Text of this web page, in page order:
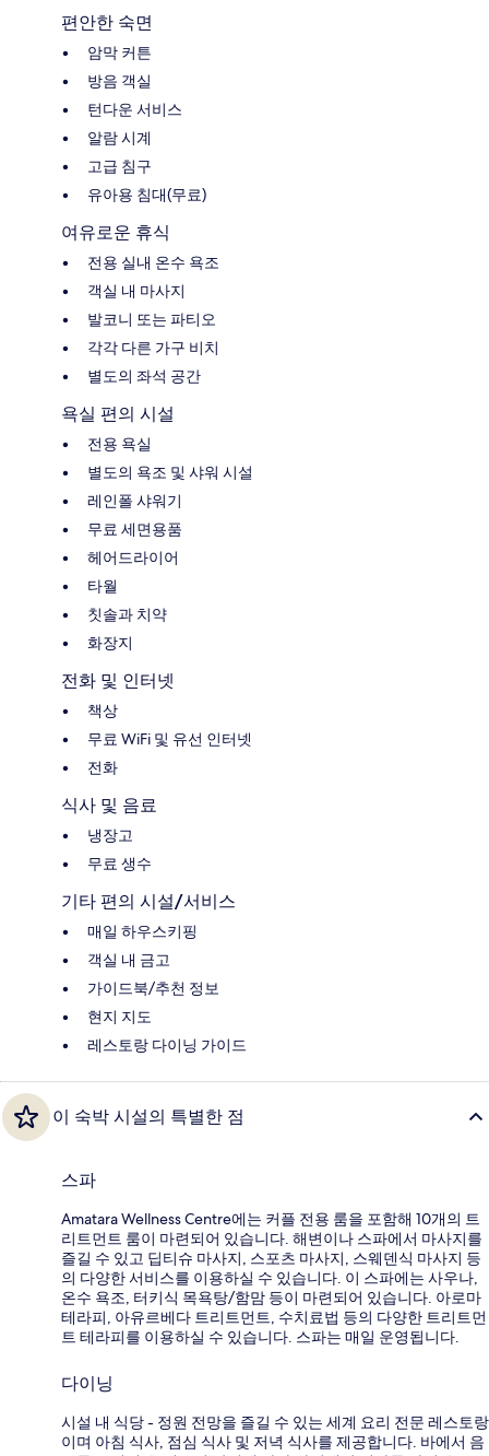
편안한 숙면
암막 커튼
방음 객실
턴다운 서비스
알람 시계
고급 침구
유아용 침대(무료)
여유로운 휴식
전용 실내 온수 욕조
객실 내 마사지
발코니 또는 파티오
각각 다른 가구 비치
별도의 좌석 공간
욕실 편의 시설
전용 욕실
별도의 욕조 및 샤워 시설
레인폴 샤워기
무료 세면용품
헤어드라이어
타월
칫솔과 치약
화장지
전화 및 인터넷
책상
무료 WiFi 및 유선 인터넷
전화
식사 및 음료
냉장고
무료 생수
기타 편의 시설/서비스
매일 하우스키핑
객실 내 금고
가이드북/추천 정보
현지 지도
레스토랑 다이닝 가이드
이 숙박 시설의 특별한 점
스파
Amatara Wellness Centre에는 커플 전용 룸을 포함해 10개의 트
리트먼트 룸이 마련되어 있습니다. 해변이나 스파에서 마사지를
즐길 수 있고 딥티슈 마사지, 스포츠 마사지, 스웨덴식 마사지 등
의 다양한 서비스를 이용하실 수 있습니다. 이 스파에는 사우나,
온수 욕조, 터키식 목욕탕/함맘 등이 마련되어 있습니다. 아로마
테라피, 아유르베다 트리트먼트, 수치료법 등의 다양한 트리트먼
트 테라피를 이용하실 수 있습니다. 스파는 매일 운영됩니다.
다이닝
시설 내 식당 - 정원 전망을 즐길 수 있는 세계 요리 전문 레스토랑
이며 아침 식사, 점심 식사 및 저녁 식사를 제공합니다. 바에서 음